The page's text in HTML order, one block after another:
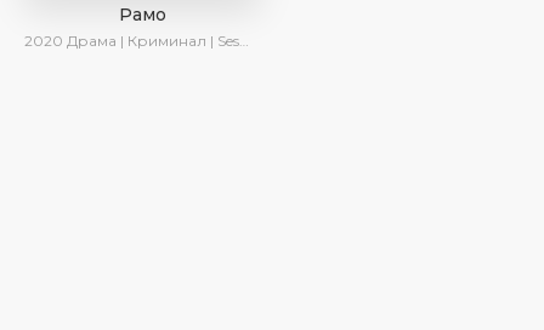
Рамо
2020 Драма | Криминал | SesDizi | Ирина Котова